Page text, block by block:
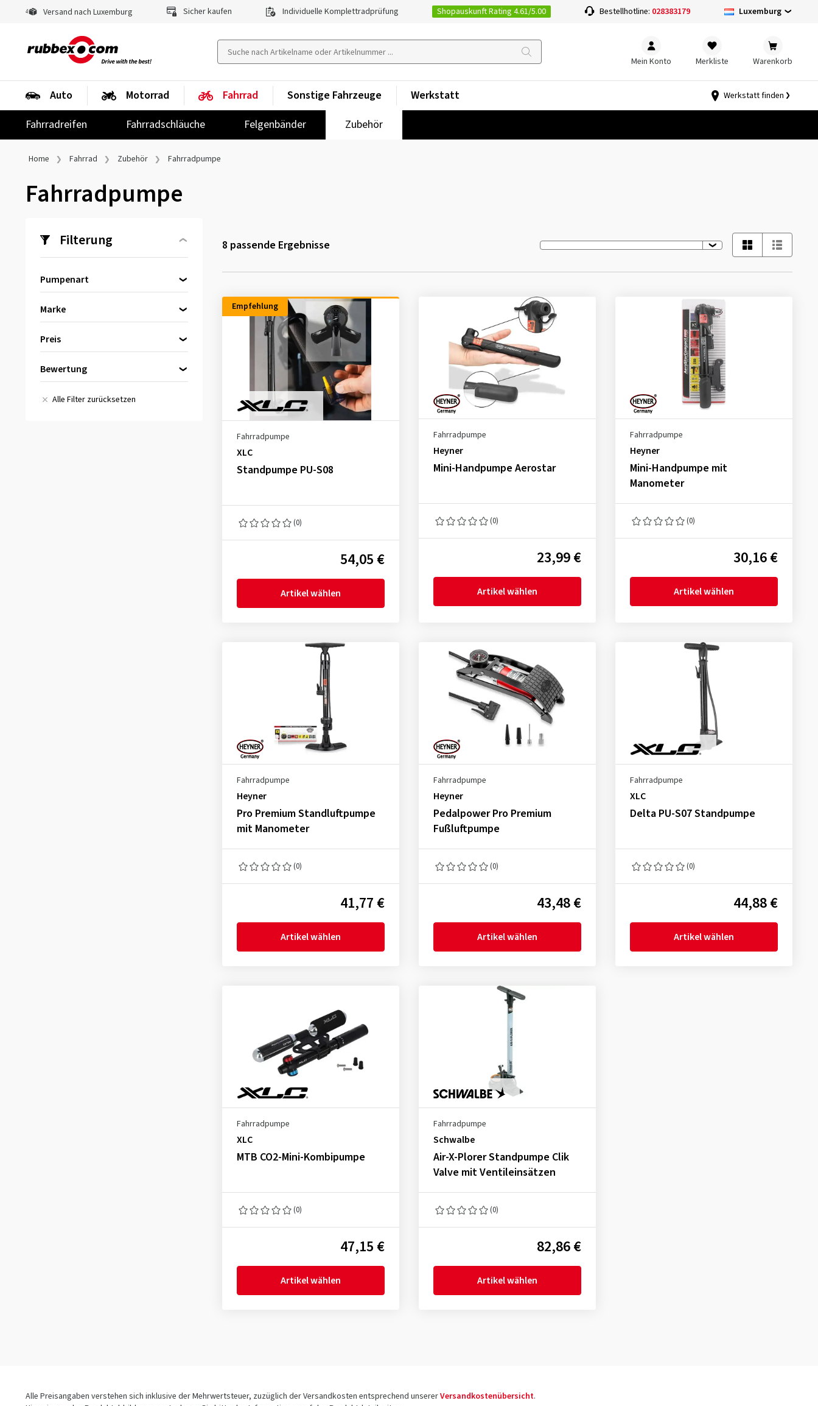
Versand nach Luxemburg Sicher kaufen Individuelle Komplettradprüfung Shopauskunft Rating 4.61/5.00 Bestellhotline: 028383179 Luxemburg
Mein Konto Merkliste Warenkorb
Auto Motorrad
Fahrrad
Fahrradreifen
Fahrradschläuche Felgenbänder Zubehör
Sonstige Fahrzeuge Werkstatt Werkstatt finden
Home Fahrrad Zubehör Fahrradpumpe
Fahrradpumpe
Filterung
Pumpenart
Kompaktpumpe(3)
Standpumpe
Marke
Schwalbe(1)
XLC (3)
Preis
von
bis
Bewertung
Alle Filter zurücksetzen
8 passende Ergebnisse
Empfehlung
Fahrradpumpe
XLC
Standpumpe PU-S08
(0)
54,05 €
Artikel wählen
Fahrradpumpe
Heyner
Mini-Handpumpe Aerostar
(0)
23,99 €
Artikel wählen
Fahrradpumpe
Heyner
Mini-Handpumpe mit
Manometer
(0)
30,16 €
Artikel wählen
Fahrradpumpe
Heyner
Pro Premium Standluftpumpe
mit Manometer
(0)
41,77 €
Artikel wählen
Fahrradpumpe
Heyner
Pedalpower Pro Premium
Fußluftpumpe
(0)
43,48 €
Artikel wählen
Fahrradpumpe
XLC
Delta PU-S07 Standpumpe
(0)
44,88 €
Artikel wählen
Fahrradpumpe
XLC
MTB CO2-Mini-Kombipumpe
(0)
47,15 €
Artikel wählen
Fahrradpumpe
Schwalbe
Air-X-Plorer Standpumpe Clik
Valve mit Ventileinsätzen
(0)
82,86 €
Artikel wählen
Alle Preisangaben verstehen sich inklusive der Mehrwertsteuer, zuzüglich der Versandkosten entsprechend unsererVersandkostenübersicht.